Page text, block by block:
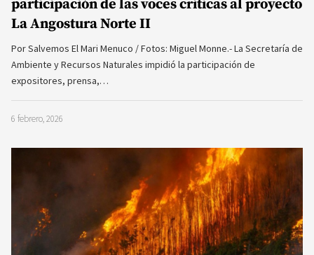
participación de las voces críticas al proyecto
La Angostura Norte II
Por Salvemos El Mari Menuco / Fotos: Miguel Monne.- La Secretaría de
Ambiente y Recursos Naturales impidió la participación de
expositores, prensa,…
6 febrero, 2026